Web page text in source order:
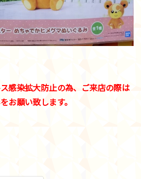
感染拡大防止の為、ご来店の際は
お願い致します。